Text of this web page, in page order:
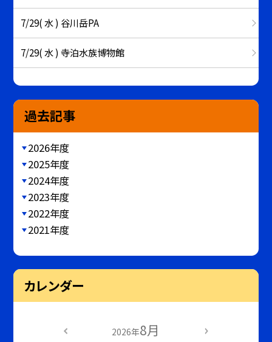
7/29( 水 ) 谷川岳PA
7/29( 水 ) 寺泊水族博物館
過去記事
2026年度
2025年度
2024年度
2023年度
2022年度
2021年度
カレンダー
2026年8月